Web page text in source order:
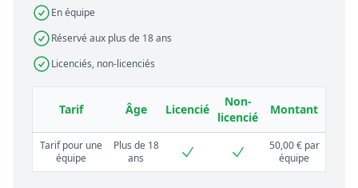
En équipe
Réservé aux plus de 18 ans
Licenciés, non-licenciés
Tarif Âge Licencié
Non-
licencié
Montant
Tarif pour une
équipe
Plus de 18
ans
50,00 € par
équipe